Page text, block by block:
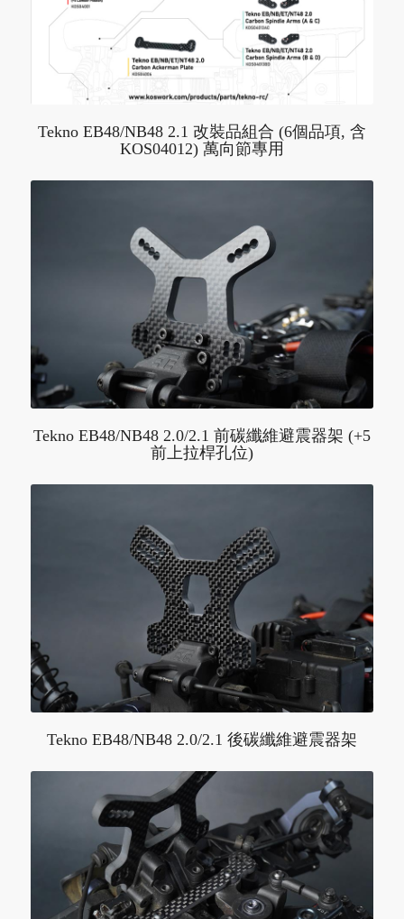
Tekno EB48/NB48 2.1 改裝品組合 (6個品項, 含
KOS04012) 萬向節專用
Tekno EB48/NB48 2.0/2.1 前碳纖維避震器架 (+5
前上拉桿孔位)
Tekno EB48/NB48 2.0/2.1 後碳纖維避震器架